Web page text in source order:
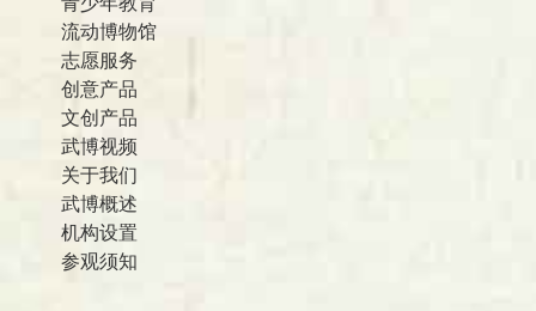
流动博物馆
志愿服务
创意产品
文创产品
武博视频
关于我们
武博概述
机构设置
参观须知